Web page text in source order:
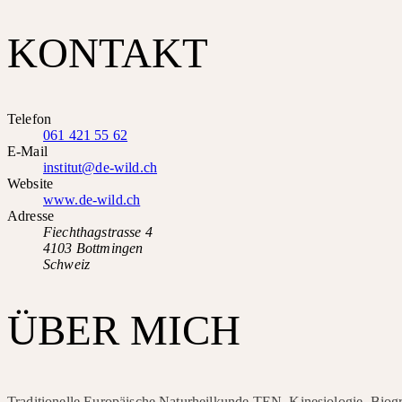
KONTAKT
Telefon
061 421 55 62
E-Mail
institut@de-wild.ch
Website
www.de-wild.ch
Adresse
Fiechthagstrasse 4
4103 Bottmingen
Schweiz
ÜBER MICH